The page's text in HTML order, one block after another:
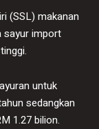
(SSL) makanan
sayur import
untuk
sedangkan
1.27 bilion.